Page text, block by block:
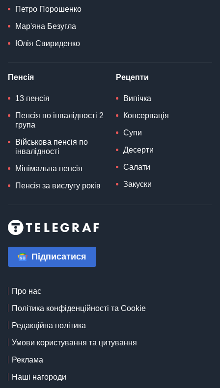
Петро Порошенко
Мар'яна Безугла
Юлія Свириденко
Пенсія
13 пенсія
Пенсія по інвалідності 2
група
Військова пенсія по
інвалідності
Мінімальна пенсія
Пенсія за вислугу років
Рецепти
Випічка
Консервація
Супи
Десерти
Салати
Закуски
Підписатися
Про нас
Політика конфіденційності та Cookie
Редакційна політика
Умови користування та цитування
Реклама
Наші нагороди